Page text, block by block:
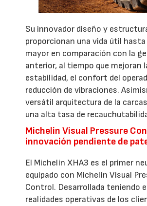
Su innovador diseño y
proporcionan una vida útil
mayor en comparación con la
anterior, al tiempo que mejoran
estabilidad, el confort del
reducción de vibraciones.
versátil arquitectura de la
una alta tasa de
Michelin Visual Pressure
innovación pendiente de
El Michelin XHA3 es el primer
equipado con Michelin Visual
Control. Desarrollada teniendo
realidades operativas de los